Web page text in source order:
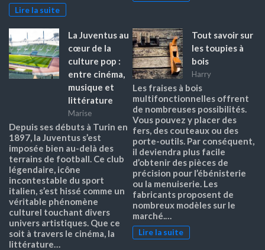
Lire la suite
La Juventus au
cœur de la
culture pop :
entre cinéma,
musique et
littérature
Marise
Depuis ses débuts à Turin en
1897, la Juventus s’est
imposée bien au-delà des
terrains de football. Ce club
légendaire, icône
incontestable du sport
italien, s’est hissé comme un
véritable phénomène
culturel touchant divers
univers artistiques. Que ce
soit à travers le cinéma, la
littérature…
Tout savoir sur
les toupies à
bois
Harry
Les fraises à bois
multifonctionnelles offrent
de nombreuses possibilités.
Vous pouvez y placer des
fers, des couteaux ou des
porte-outils. Par conséquent,
il deviendra plus facile
d’obtenir des pièces de
précision pour l’ébénisterie
ou la menuiserie. Les
fabricants proposent de
nombreux modèles sur le
marché.…
Lire la suite